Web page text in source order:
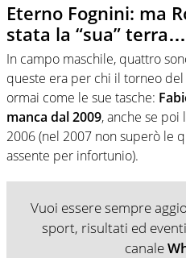
Eterno Fognini: ma
stata la “sua” terra…
In campo maschile, quattro
queste era per chi il torneo del
ormai come le sue tasche:
manca dal 2009, anche se
2006 (nel 2007 non superò le
assente per infortunio).
Vuoi essere sempre
sport, risultati ed
canale